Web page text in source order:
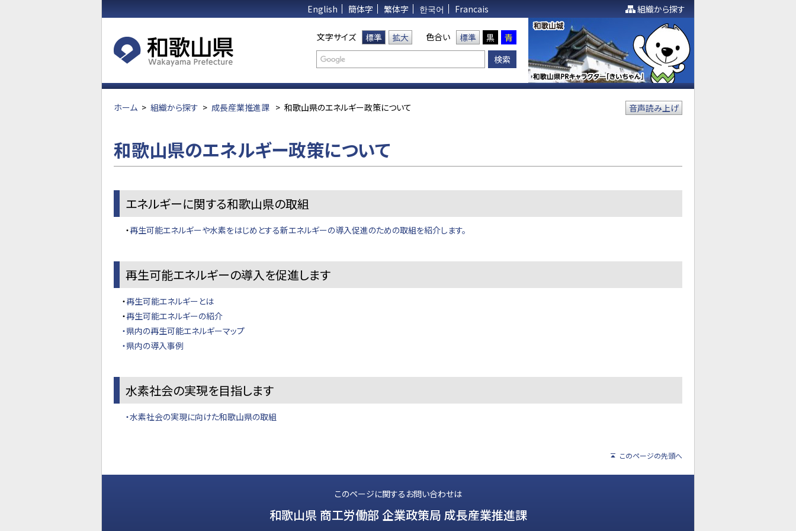
English 簡体字 繁体字 한국어 Francais 組織から探す
文字サイズ 標準 拡大 色合い 標準 黒 青
ホーム > 組織から探す > 成長産業推進課 > 和歌山県のエネルギー政策について 音声読み上げ
和歌山県のエネルギー政策について
エネルギーに関する和歌山県の取組
・再生可能エネルギーや水素をはじめとする新エネルギーの導入促進のための取組を紹介します。
再生可能エネルギーの導入を促進します
・再生可能エネルギーとは
・再生可能エネルギーの紹介
・県内の再生可能エネルギーマップ
・県内の導入事例
水素社会の実現を目指します
・水素社会の実現に向けた和歌山県の取組
このページの先頭へ
このページに関するお問い合わせは
和歌山県 商工労働部 企業政策局 成長産業推進課